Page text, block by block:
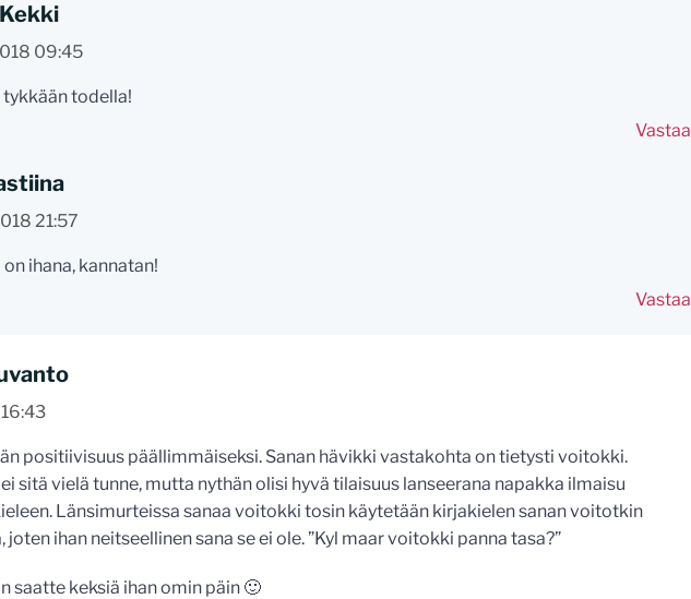
09:45
tykkään todella!
Vastaa
21:57
on ihana, kannatan!
Vastaa
positiivisuus päällimmäiseksi. Sanan hävikki vastakohta on tietysti voitokki.
sitä vielä tunne, mutta nythän olisi hyvä tilaisuus lanseerana napakka ilmaisu
Länsimurteissa sanaa voitokki tosin käytetään kirjakielen sanan voitotkin
joten ihan neitseellinen sana se ei ole. ”Kyl maar voitokki panna tasa?”
saatte keksiä ihan omin päin 🙂